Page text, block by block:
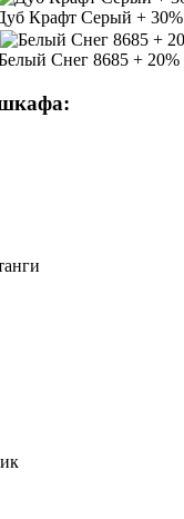
Крафт Серый + 30%
Снег 8685 + 20%